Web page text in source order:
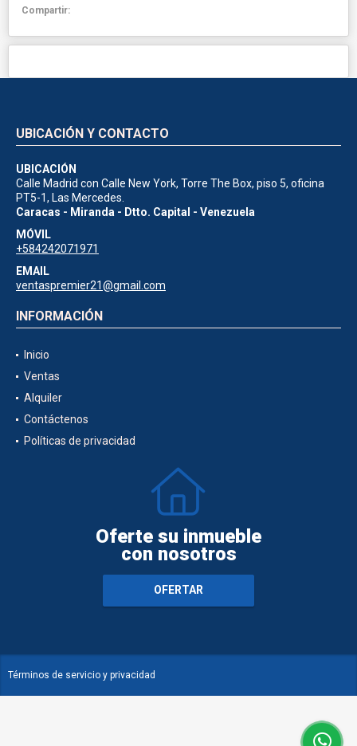
Compartir:
UBICACIÓN Y CONTACTO
UBICACIÓN
Calle Madrid con Calle New York, Torre The Box, piso 5, oficina
PT5-1, Las Mercedes.
Caracas - Miranda - Dtto. Capital - Venezuela
MÓVIL
+584242071971
EMAIL
ventaspremier21@gmail.com
INFORMACIÓN
Inicio
Ventas
Alquiler
Contáctenos
Políticas de privacidad
Oferte su inmueble
con nosotros
OFERTAR
Términos de servicio y privacidad